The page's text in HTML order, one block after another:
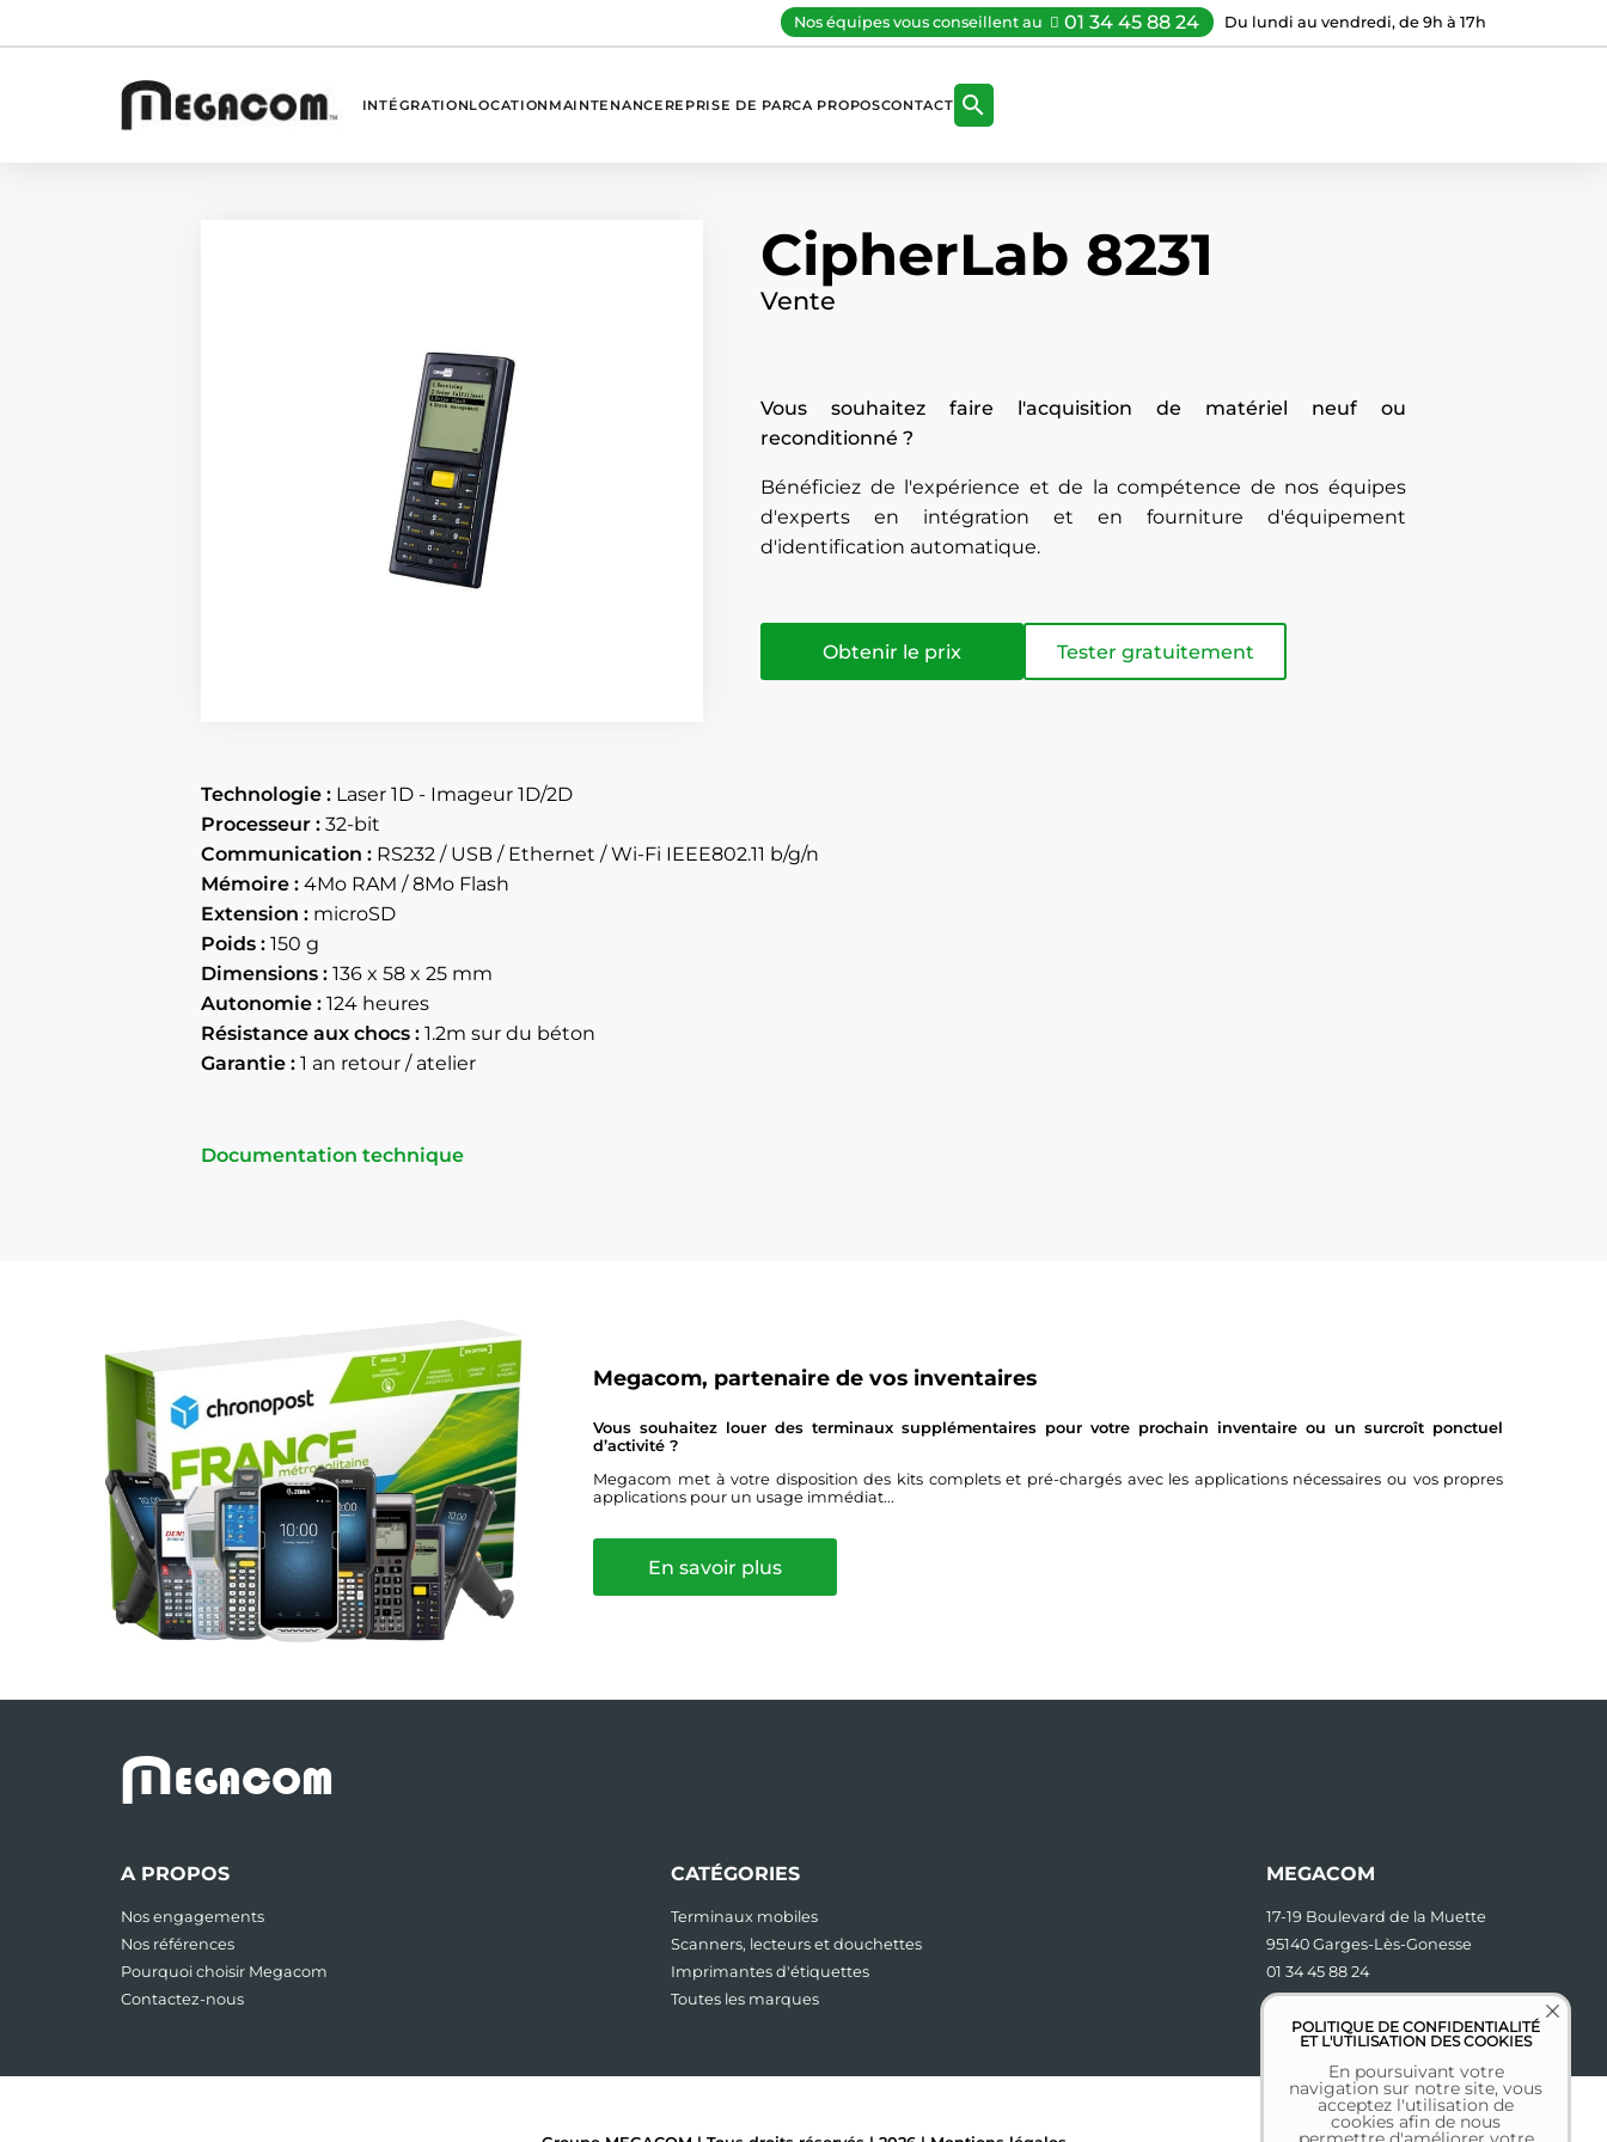
Nos équipes vous conseillent au 01 34 45 88 24 Du lundi au vendredi, de 9h à 17h
INTÉGRATIONLOCATION MAINTENANCE REPRISE DE PARCA PROPOSCONTACT 
CipherLab 8231
Vente
Vous souhaitez faire l'acquisition de matériel neuf ou
reconditionné ?
Bénéficiez de l'expérience et de la compétence de nos équipes
d'experts en intégration et en fourniture d'équipement
d'identification automatique.
Obtenir le prix Tester gratuitement
Technologie : Laser 1D - Imageur 1D/2D
Processeur : 32-bit
Communication : RS232 / USB / Ethernet / Wi-Fi IEEE802.11 b/g/n
Mémoire : 4Mo RAM / 8Mo Flash
Extension : microSD
Poids : 150 g
Dimensions : 136 x 58 x 25 mm
Autonomie : 124 heures
Résistance aux chocs : 1.2m sur du béton
Garantie : 1 an retour / atelier
Documentation technique
Megacom, partenaire de vos inventaires
Vous souhaitez louer des terminaux supplémentaires pour votre prochain inventaire ou un surcroît ponctuel
d’activité ?
Megacom met à votre disposition des kits complets et pré-chargés avec les applications nécessaires ou vos propres
applications pour un usage immédiat...
En savoir plus
MEGACOM
A PROPOS
Nos engagements
Nos références
Pourquoi choisir Megacom
Contactez-nous
CATÉGORIES
Terminaux mobiles
Scanners, lecteurs et douchettes
Imprimantes d'étiquettes
Toutes les marques
MEGACOM
17-19 Boulevard de la Muette
95140 Garges-Lès-Gonesse
01 34 45 88 24
contact [at] megacom.fr
POLITIQUE DE CONFIDENTIALITÉ
ET L'UTILISATION DES COOKIES
En poursuivant votre
navigation sur notre site, vous
acceptez l'utilisation de
cookies afin de nous